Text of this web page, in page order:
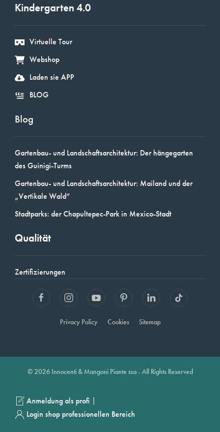
Kindergarten 4.0
Virtuelle Tour
Webshop
Laden sie APP
BLOG
Blog
Gartenbau- und Landschaftsarchitektur: Der hängegarten
des Guinigi-Turms
Gartenbau- und Landschaftsarchitektur: Mailand und der
„Vertikale Wald“
Stadtparks: der Chapultepec-Park in Mexico-Stadt
Qualität
Zertifizierungen
Privacy Policy Cookies Sitemap
© 2026 Innocenti & Mangoni Piante ssa - All Rights Reserved
Anmeldung als profi |
Login shop professionellen Bereich